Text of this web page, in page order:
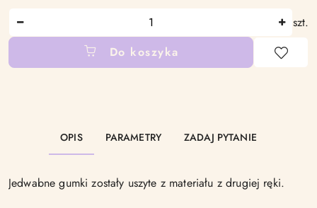
szt.
Do koszyka
dostawaOPIS PARAMETRY ZADAJ PYTANIE
Jedwabne gumki zostały uszyte z materiału z drugiej ręki.